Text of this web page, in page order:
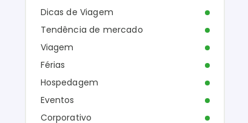
Dicas de Viagem
Tendência de mercado
Viagem
Férias
Hospedagem
Eventos
Corporativo